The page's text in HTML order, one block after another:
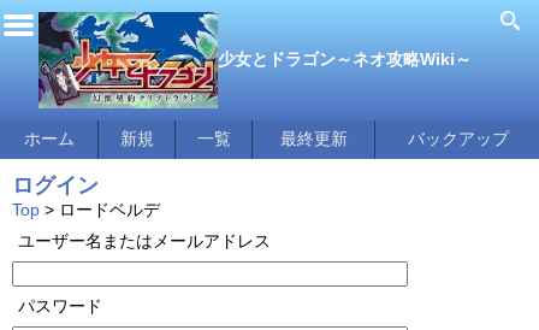
少女とドラゴン～ネオ攻略Wiki～
ホーム 新規 一覧 最終更新 バックアップ
ログイン
Top > ロードベルデ
ユーザー名またはメールアドレス
パスワード